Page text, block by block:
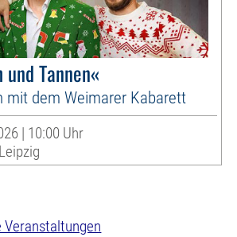
Tannen«
mit dem Weimarer Kabarett
| 10:00 Uhr
Veranstaltungen